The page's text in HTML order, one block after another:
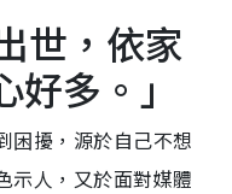
世，依家
多。」
困擾，源於自己不想
示人，又於面對媒體